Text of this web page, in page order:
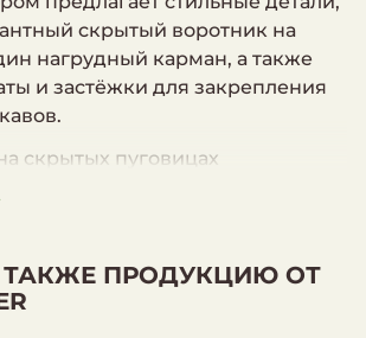
скрытый воротник на
нагрудный карман, а также
и застёжки для закрепления
скрытых пуговицах
спине для большего комфорта
ТАКЖЕ ПРОДУКЦИЮ ОТ